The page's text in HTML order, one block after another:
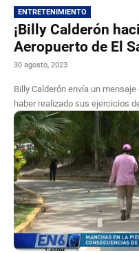
ENTRETENIMIENTO
¡Billy Calderón
Aeropuerto de El
30 agosto, 2023
Billy Calderón envía un
haber realizado sus ejercicios